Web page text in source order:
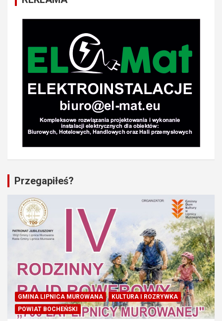
Przegapiłeś?
GMINA LIPNICA MUROWANA
KULTURA I ROZRYWKA
POWIAT BOCHEŃSKI